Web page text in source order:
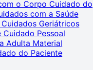
o Corpo Cuidado do
com a Saúde
Cuidados Geriátricos
Cuidado Pessoal
Adulta Material
do Paciente